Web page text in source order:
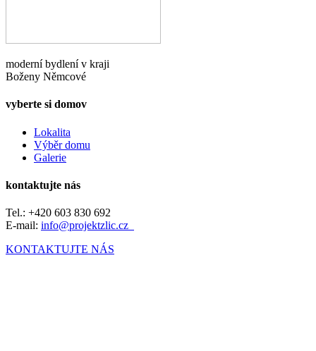
moderní bydlení v kraji
Boženy Němcové
vyberte si domov
Lokalita
Výběr domu
Galerie
kontaktujte nás
Tel.: +420 603 830 692
E-mail: info@projektzlic.cz
KONTAKTUJTE NÁS